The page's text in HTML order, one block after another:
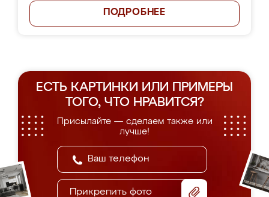
ПОДРОБНЕЕ
ЕСТЬ КАРТИНКИ ИЛИ ПРИМЕРЫ
ТОГО, ЧТО НРАВИТСЯ?
Присылайте — сделаем также или
лучше!
Прикрепить фото